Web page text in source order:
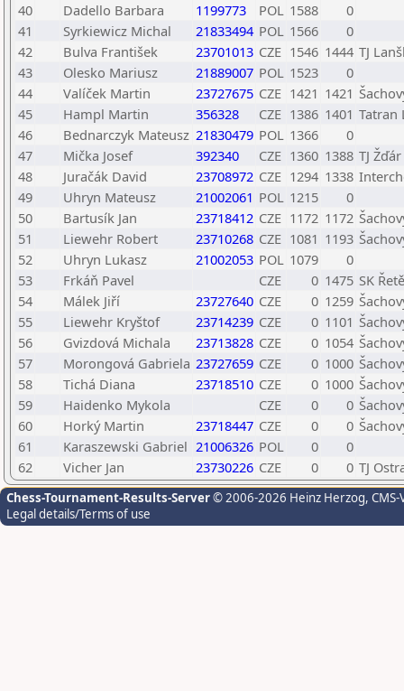
40
Dadello Barbara 1199773 POL 1588
0
41
Syrkiewicz Michal 21833494 POL 1566
0
42
Bulva František 23701013 CZE 1546 1444 TJ
43
Olesko Mariusz 21889007 POL 1523
0
44
Valíček Martin 23727675 CZE 1421 1421
45
Hampl Martin 356328 CZE 1386 1401 Tatran
46
Bednarczyk Mateusz 21830479 POL 1366
0
47
Mička Josef 392340 CZE 1360 1388 TJ
48
Juračák David 23708972 CZE 1294 1338
49
Uhryn Mateusz 21002061 POL 1215
0
50
Bartusík Jan 23718412 CZE 1172 1172
51
Liewehr Robert 23710268 CZE 1081 1193
52
Uhryn Lukasz 21002053 POL 1079
0
53
Frkáň Pavel CZE 0 1475 SK
54
Málek Jiří 23727640 CZE 0 1259
55
Liewehr Kryštof 23714239 CZE 0 1101
56
Gvizdová Michala 23713828 CZE 0 1054
57
Morongová Gabriela 23727659 CZE 0 1000
58
Tichá Diana 23718510 CZE 0 1000
59
Haidenko Mykola CZE 0 0
60
Horký Martin 23718447 CZE 0 0
61
Karaszewski Gabriel 21006326 POL 0
0
62
Vicher Jan 23730226 CZE 0 0 TJ
Chess-Tournament-Results-Server© 2006-2026 Heinz Herzog,
Legal details/Terms of use